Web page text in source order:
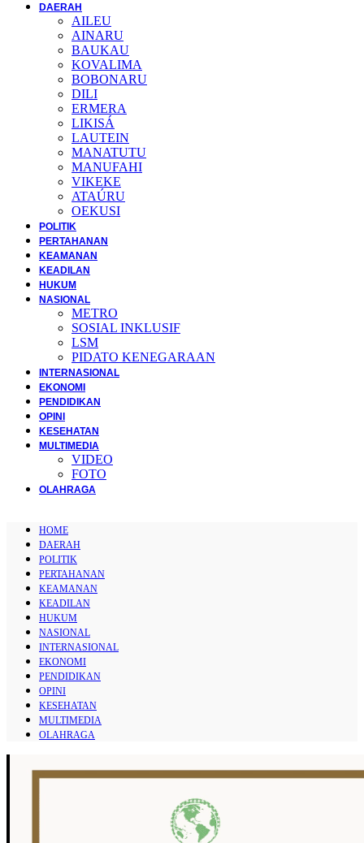
DAERAH
AILEU
AINARU
BAUKAU
KOVALIMA
BOBONARU
DILI
ERMERA
LIKISÁ
LAUTEIN
MANATUTU
MANUFAHI
VIKEKE
ATAÚRU
OEKUSI
POLITIK
PERTAHANAN
KEAMANAN
KEADILAN
HUKUM
NASIONAL
METRO
SOSIAL INKLUSIF
LSM
PIDATO KENEGARAAN
INTERNASIONAL
EKONOMI
PENDIDIKAN
OPINI
KESEHATAN
MULTIMEDIA
VIDEO
FOTO
OLAHRAGA
HOME
DAERAH
POLITIK
PERTAHANAN
KEAMANAN
KEADILAN
HUKUM
NASIONAL
INTERNASIONAL
EKONOMI
PENDIDIKAN
OPINI
KESEHATAN
MULTIMEDIA
OLAHRAGA